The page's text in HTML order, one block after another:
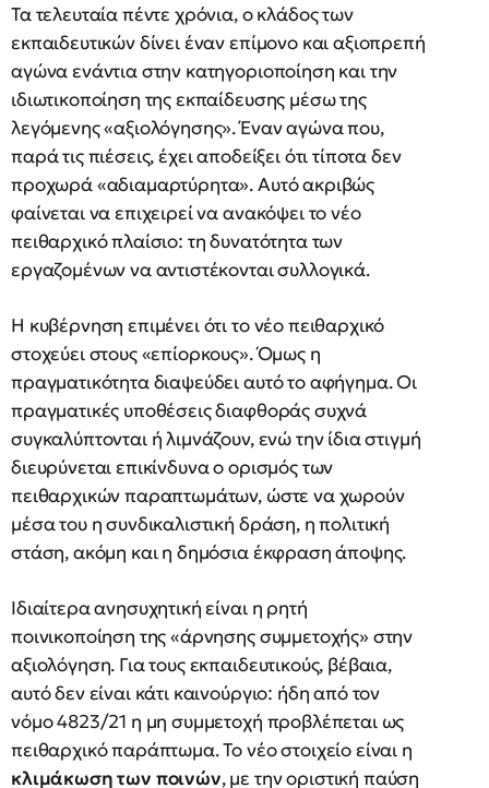
Τα τελευταία πέντε χρόνια, ο κλάδος των
εκπαιδευτικών δίνει έναν επίμονο και αξιοπρεπή
αγώνα ενάντια στην κατηγοριοποίηση και την
ιδιωτικοποίηση της εκπαίδευσης μέσω της
λεγόμενης «αξιολόγησης». Έναν αγώνα που,
παρά τις πιέσεις, έχει αποδείξει ότι τίποτα δεν
προχωρά «αδιαμαρτύρητα». Αυτό ακριβώς
φαίνεται να επιχειρεί να ανακόψει το νέο
πειθαρχικό πλαίσιο: τη δυνατότητα των
εργαζομένων να αντιστέκονται συλλογικά.
Η κυβέρνηση επιμένει ότι το νέο πειθαρχικό
στοχεύει στους «επίορκους». Όμως η
πραγματικότητα διαψεύδει αυτό το αφήγημα. Οι
πραγματικές υποθέσεις διαφθοράς συχνά
συγκαλύπτονται ή λιμνάζουν, ενώ την ίδια στιγμή
διευρύνεται επικίνδυνα ο ορισμός των
πειθαρχικών παραπτωμάτων, ώστε να χωρούν
μέσα του η συνδικαλιστική δράση, η πολιτική
στάση, ακόμη και η δημόσια έκφραση άποψης.
Ιδιαίτερα ανησυχητική είναι η ρητή
ποινικοποίηση της «άρνησης συμμετοχής» στην
αξιολόγηση. Για τους εκπαιδευτικούς, βέβαια,
αυτό δεν είναι κάτι καινούργιο: ήδη από τον
νόμο 4823/21 η μη συμμετοχή προβλέπεται ως
πειθαρχικό παράπτωμα. Το νέο στοιχείο είναι η
κλιμάκωση των ποινών, με την οριστική παύση